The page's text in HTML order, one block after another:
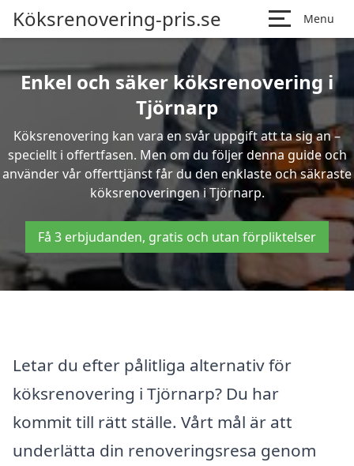
Köksrenovering-pris.se Menu
Enkel och säker köksrenovering i
Tjörnarp
Köksrenovering kan vara en svår uppgift att ta sig an –
speciellt i offertfasen. Men om du följer denna guide och
använder vår offerttjänst får du den enklaste och säkraste
köksrenoveringen i Tjörnarp.
Få 3 erbjudanden, gratis och utan förpliktelser
Letar du efter pålitliga alternativ för
köksrenovering i Tjörnarp? Du har
kommit till rätt ställe. Vårt mål är att
underlätta din renoveringsresa genom